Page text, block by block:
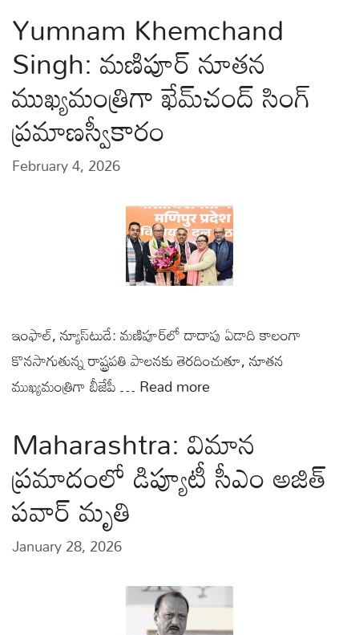
Yumnam Khemchand
Singh: మణిపూర్‌ నూతన
ముఖ్యమంత్రిగా ఖేమ్‌చంద్‌ సింగ్‌
ప్రమాణస్వీకారం
February 4, 2026
ఇంఫాల్‌, న్యూస్‌టుడే: మణిపూర్‌లో దాదాపు ఏడాది కాలంగా
కొనసాగుతున్న రాష్ట్రపతి పాలనకు తెరదించుతూ, నూతన
ముఖ్యమంత్రిగా బీజేపీ …Read more
Maharashtra: విమాన
ప్రమాదంలో డిప్యూటీ సీఎం అజిత్
పవార్ మృతి
January 28, 2026